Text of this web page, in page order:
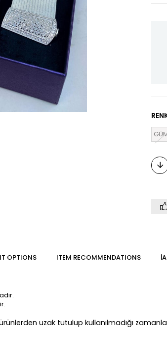
OPTIONS ITEM RECOMMENDATIONS
uzak tutulup kullanılmadığı